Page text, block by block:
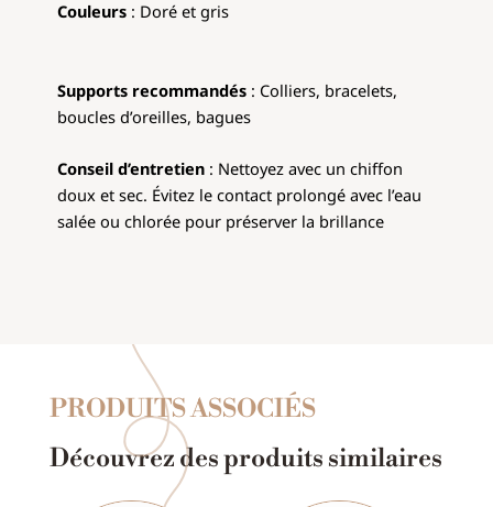
Couleurs : Doré et gris
Supports recommandés : Colliers, bracelets,
boucles d’oreilles, bagues
Conseil d’entretien : Nettoyez avec un chiffon
doux et sec. Évitez le contact prolongé avec l’eau
salée ou chlorée pour préserver la brillance
PRODUITS ASSOCIÉS
Découvrez des produits similaires